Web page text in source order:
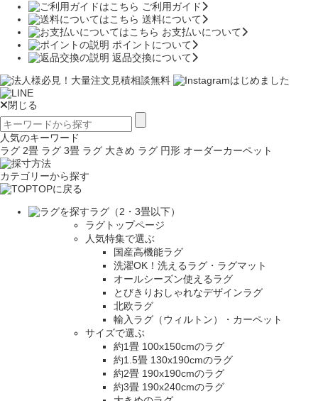
ご利用ガイド
送料について
お支払いについて
ポイントについて
返品交換について
閉じる
人気のキーワード
ラグ 2畳 ラグ 3畳 ラグ 大きめ ラグ 円形 オーダーカーペット
カテゴリーから探す
TOPに戻る
ラグ（2・3畳以下）
ラグトップページ
人気特集で選ぶ
国産高機能ラグ
洗濯OK！洗えるラグ・ラグマット
オールシーズン使えるラグ
とびきりおしゃれなデザインラグ
北欧ラグ
輸入ラグ（ウィルトン）・カーペット
サイズで選ぶ
約1畳 100x150cmのラグ
約1.5畳 130x190cmのラグ
約2畳 190x190cmのラグ
約3畳 190x240cmのラグ